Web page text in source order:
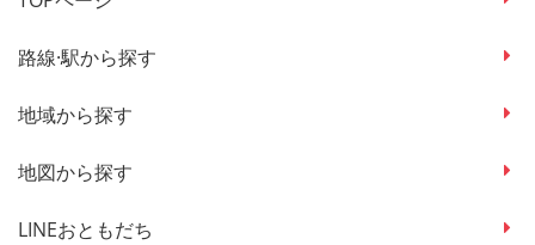
路線·駅から探す
地域から探す
地図から探す
LINEおともだち